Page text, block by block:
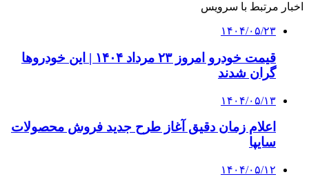
اخبار مرتبط با سرویس
۱۴۰۴/۰۵/۲۳
قیمت خودرو امروز ۲۳ مرداد ۱۴۰۴ | این خودروها
گران شدند
۱۴۰۴/۰۵/۱۳
اعلام زمان دقیق آغاز طرح جدید فروش محصولات
سایپا
۱۴۰۴/۰۵/۱۲